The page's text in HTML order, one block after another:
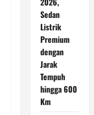
Sedan
Listrik
Premium
dengan
Jarak
Tempuh
hingga 600
Km